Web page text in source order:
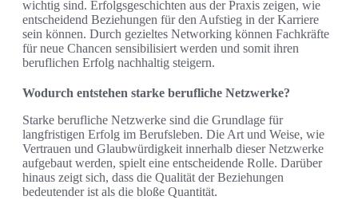
wichtig sind. Erfolgsgeschichten aus der Praxis zeigen, wie
entscheidend Beziehungen für den Aufstieg in der Karriere
sein können. Durch gezieltes Networking können Fachkräfte
für neue Chancen sensibilisiert werden und somit ihren
beruflichen Erfolg nachhaltig steigern.
Wodurch entstehen starke berufliche Netzwerke?
Starke berufliche Netzwerke sind die Grundlage für
langfristigen Erfolg im Berufsleben. Die Art und Weise, wie
Vertrauen und Glaubwürdigkeit innerhalb dieser Netzwerke
aufgebaut werden, spielt eine entscheidende Rolle. Darüber
hinaus zeigt sich, dass die Qualität der Beziehungen
bedeutender ist als die bloße Quantität.